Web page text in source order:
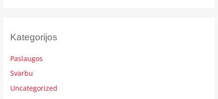
Kategorijos
Paslaugos
Svarbu
Uncategorized